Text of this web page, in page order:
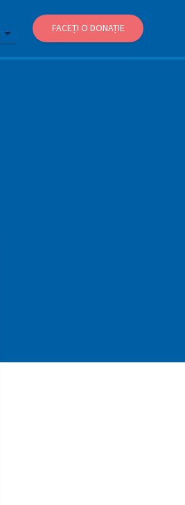
FACEȚI O DONAȚIE